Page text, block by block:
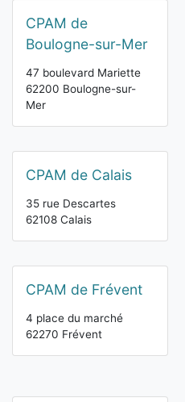
CPAM de
Boulogne-sur-Mer
47 boulevard Mariette
62200 Boulogne-sur-
Mer
CPAM de Calais
35 rue Descartes
62108 Calais
CPAM de Frévent
4 place du marché
62270 Frévent